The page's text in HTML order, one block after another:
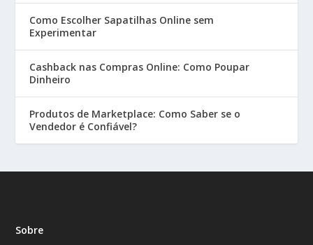
Como Escolher Sapatilhas Online sem
Experimentar
Cashback nas Compras Online: Como Poupar
Dinheiro
Produtos de Marketplace: Como Saber se o
Vendedor é Confiável?
Sobre